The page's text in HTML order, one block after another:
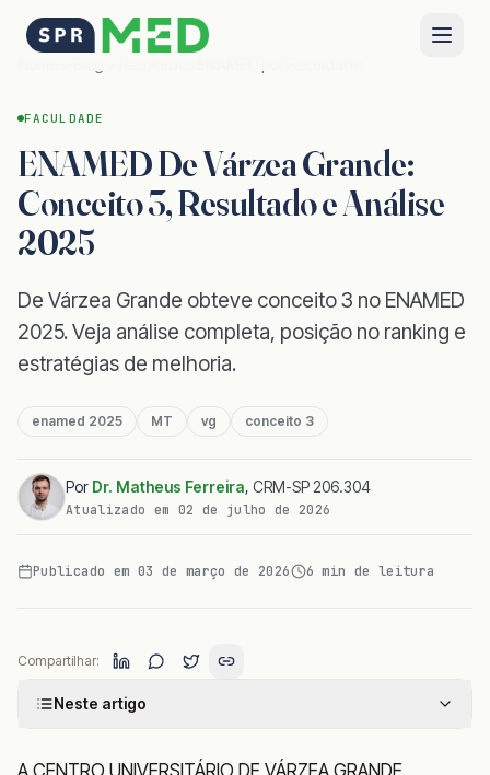
FACULDADE
ENAMED De Várzea Grande:
Conceito 3, Resultado e Análise
2025
De Várzea Grande obteve conceito 3 no ENAMED
2025. Veja análise completa, posição no ranking e
estratégias de melhoria.
enamed 2025 MT vg conceito 3
Por Dr. Matheus Ferreira, CRM-SP 206.304
Atualizado em 02 de julho de 2026
Publicado em 03 de março de 2026 6 min de leitura
Compartilhar:
Neste artigo
A CENTRO UNIVERSITÁRIO DE VÁRZEA GRANDE,